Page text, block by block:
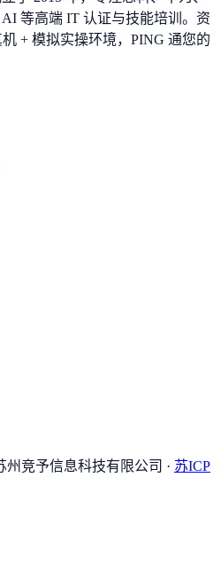
等高端 IT 认证与技能培训。资
+ 模拟实操环境， PING 通您的
州竞予信息科技有限公司 · 苏ICP